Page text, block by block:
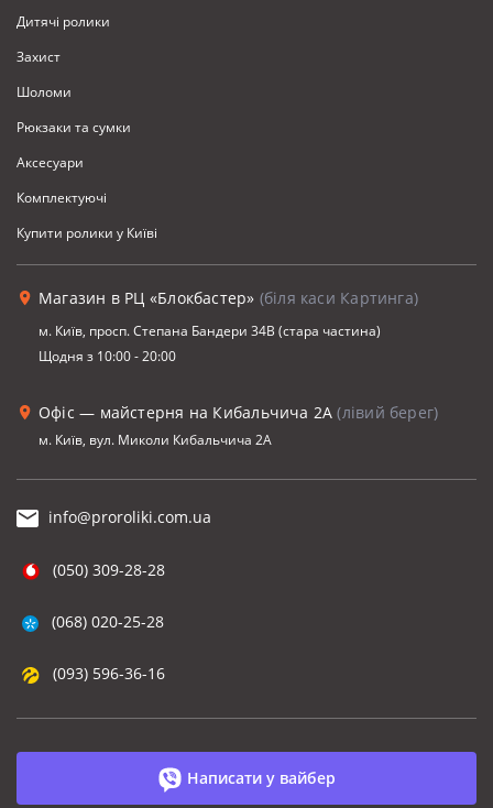
Дитячі ролики
Захист
Шоломи
Рюкзаки та сумки
Аксесуари
Комплектуючi
Купити ролики у Київі
Магазин в РЦ «Блокбастер» (біля каси Картинга)
м. Київ, просп. Степана Бандери 34В (стара частина)
Щодня з 10:00 - 20:00
Офіс — майстерня на Кибальчича 2А(лівий берег)
м. Київ, вул. Миколи Кибальчича 2А
info@proroliki.com.ua
(050) 309-28-28
(068) 020-25-28
(093) 596-36-16
Написати у вайбер